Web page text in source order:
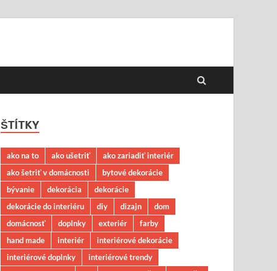
ŠTÍTKY
ako na to ako ušetriť
ako zariadiť interiér
ako šetriť v domácnosti
bytové dekorácie
bývanie
dekorácia
dekorácie
dekorácie do interiéru
diy dizajn
dom
domácnosť
doplnky exteriér
farby
hand made
interiér
interiérové dekorácie
interiérové doplnky
interiérové trendy